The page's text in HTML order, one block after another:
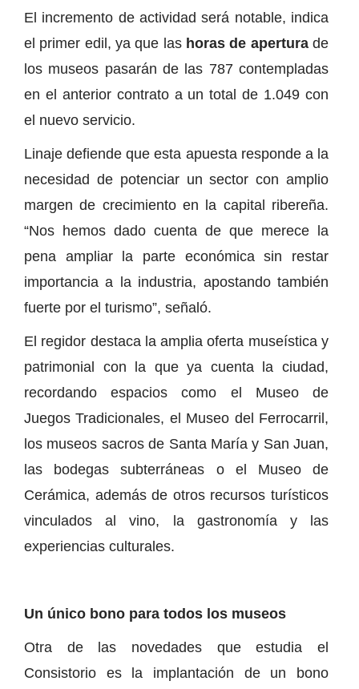
El incremento de actividad será notable, indica
el primer edil, ya que las horas de aperturade
los museos pasarán de las 787 contempladas
en el anterior contrato a un total de 1.049 con
el nuevo servicio.
Linaje defiende que esta apuesta responde a la
necesidad de potenciar un sector con amplio
margen de crecimiento en la capital ribereña.
“Nos hemos dado cuenta de que merece la
pena ampliar la parte económica sin restar
importancia a la industria, apostando también
fuerte por el turismo”, señaló.
El regidor destaca la amplia oferta museística y
patrimonial con la que ya cuenta la ciudad,
recordando espacios como el Museo de
Juegos Tradicionales, el Museo del Ferrocarril,
los museos sacros de Santa María y San Juan,
las bodegas subterráneas o el Museo de
Cerámica, además de otros recursos turísticos
vinculados al vino, la gastronomía y las
experiencias culturales.
Un único bono para todos los museos
Otra de las novedades que estudia el
Consistorio es la implantación de un bono